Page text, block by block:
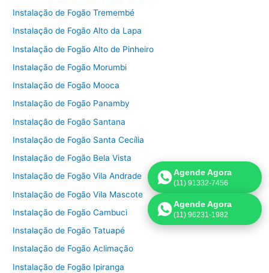
Instalação de Fogão Tremembé
Instalação de Fogão Alto da Lapa
Instalação de Fogão Alto de Pinheiro
Instalação de Fogão Morumbi
Instalação de Fogão Mooca
Instalação de Fogão Panamby
Instalação de Fogão Santana
Instalação de Fogão Santa Cecília
Instalação de Fogão Bela Vista
Instalação de Fogão Vila Andrade
Instalação de Fogão Vila Mascote
Instalação de Fogão Cambuci
Instalação de Fogão Tatuapé
Instalação de Fogão Aclimação
Instalação de Fogão Ipiranga
Agende Agora
(11) 91332-7456
Agende Agora
(11) 96231-1982